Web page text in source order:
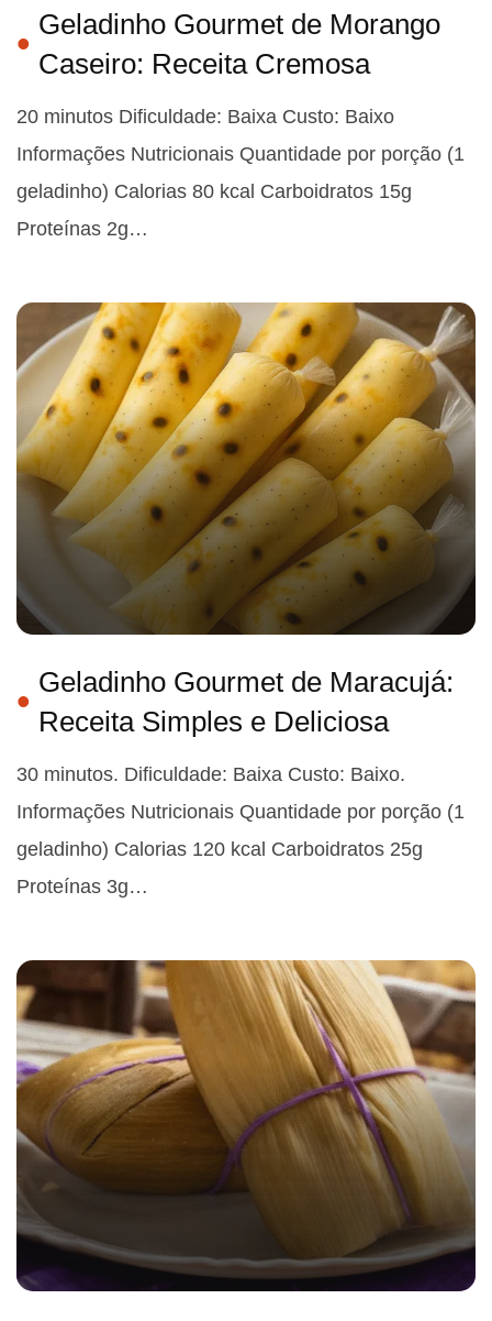
Geladinho Gourmet de Morango
Caseiro: Receita Cremosa
20 minutos Dificuldade: Baixa Custo: Baixo
Informações Nutricionais Quantidade por porção (1
geladinho) Calorias 80 kcal Carboidratos 15g
Proteínas 2g…
Geladinho Gourmet de Maracujá:
Receita Simples e Deliciosa
30 minutos. Dificuldade: Baixa Custo: Baixo.
Informações Nutricionais Quantidade por porção (1
geladinho) Calorias 120 kcal Carboidratos 25g
Proteínas 3g…